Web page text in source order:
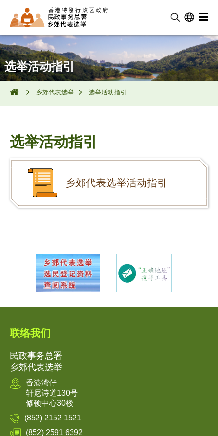
选举活动指引
乡郊代表选举 选举活动指引
选举活动指引
乡郊代表选举活动指引
联络我们
民政事务总署
乡郊代表选举
香港湾仔
轩尼诗道130号
修顿中心30楼
(852) 2152 1521
(852) 2591 6392